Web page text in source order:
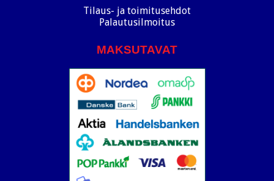
Tilaus- ja toimitusehdot
Palautusilmoitus
MAKSUTAVAT